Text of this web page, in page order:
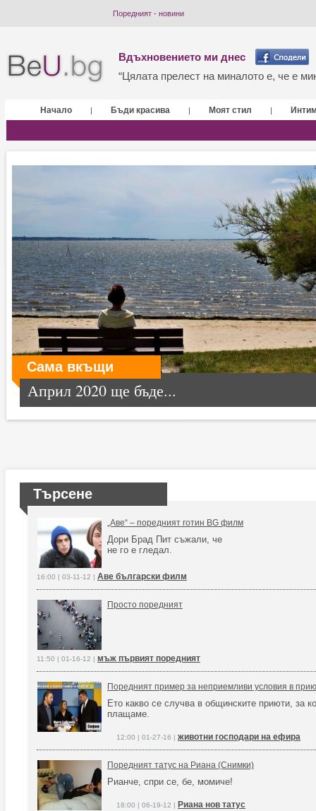
Поредният - новини
Вдъхновението ми днес
“Цялата прелест на миналото е, че е
Начало | Бъди красива | Моят стил |
Сама вкъщи
Април 2020 ще бъде...
Търсене
„Аве“ – поредният готин BG филм
Дори Брад Пит съжали, че
не го е гледал.
16:00 | 03-11-12 | Аве български филм
Просто поредният
11:50 | 01-16-12 | мъж първият поредният
Поредният пример за неприемливи условия в
Ето какво се случва в общинските приюти, за
плащаме.
12:00 | 01-27-16 | животни господари на ефира
Поредният татус на Риана (Снимки)
Рианче, спри се, бе, момиче!
18:00 | 06-19-12 | Риана нов татус